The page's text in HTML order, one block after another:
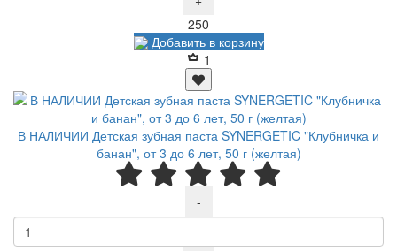
250
Добавить в корзину
1
В НАЛИЧИИ Детская зубная паста SYNERGETIC "Клубничка и
банан", от 3 до 6 лет, 50 г (желтая)
-